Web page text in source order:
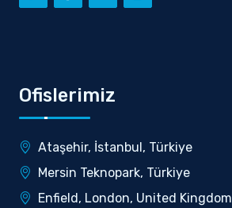
Ofislerimiz
Ataşehir, İstanbul, Türkiye
Mersin Teknopark, Türkiye
Enfield, London, United Kingdom